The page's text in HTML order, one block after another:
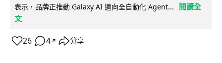
表示，品牌正推動 Galaxy AI 邁向全自動化 Agent...
閱讀全
文
26 4 ↗ 分享